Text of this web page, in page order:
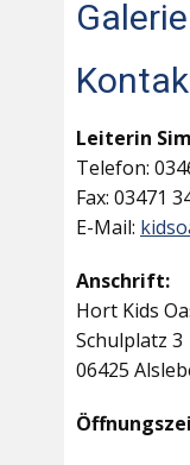
Galerie
Leiterin
Telefon:
Fax: 03471
E-Mail:
Anschrift:
Hort Kids
Schulplatz 3
06425